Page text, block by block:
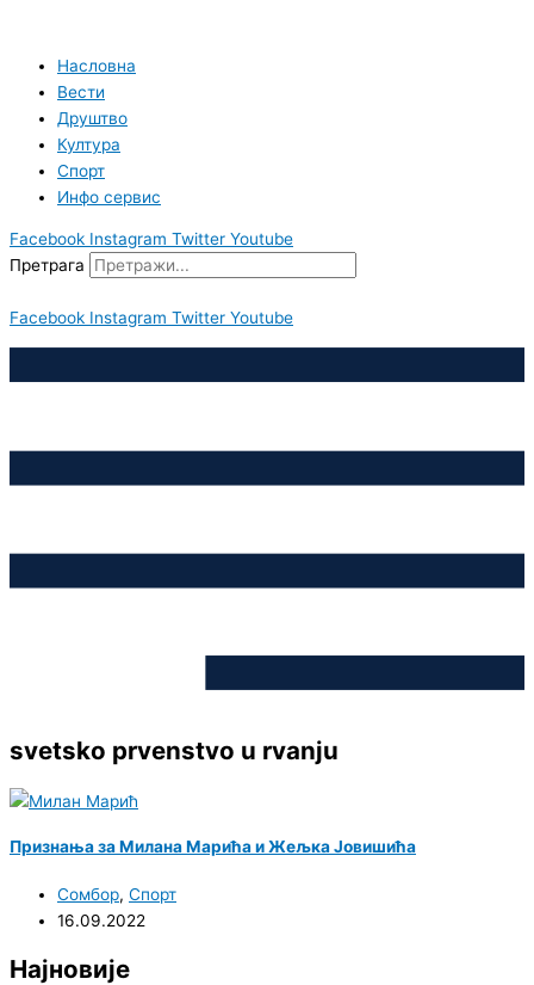
садржајНасловна
Вести
Друштво
Култура
Спорт
Инфо сервис
Facebook Instagram Twitter Youtube
Претрага
Facebook Instagram Twitter Youtube
svetsko prvenstvo u rvanju
Признања за Милана Марића и Жељка Јовишића
Сомбор, Спорт
16.09.2022
Најновије